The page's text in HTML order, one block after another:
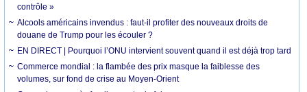
contrôle »
Alcools américains invendus : faut-il profiter des nouveaux droits de
douane de Trump pour les écouler ?
EN DIRECT | Pourquoi l’ONU intervient souvent quand il est déjà trop tard
Commerce mondial : la flambée des prix masque la faiblesse des
volumes, sur fond de crise au Moyen-Orient